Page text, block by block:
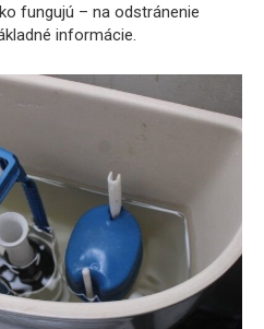
fungujú – na odstránenie
informácie.